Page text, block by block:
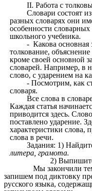
II. Работа с
Словари состоят
разных словарях они
особенности словарных
школьного учебника.
- Какова основная
толкование,
кроме своей основной
словарей. Например, в
слово, с ударением на
- Посмотрим, как
словаря.
Все слова в
Каждая статья
приводится здесь.
поставлено ударение.
характеристики слова,
слова в речи.
Задания: 1)
литера, грамота.
2) Выпишите
Мы закончили тему
запишем под диктовку
русского языка,